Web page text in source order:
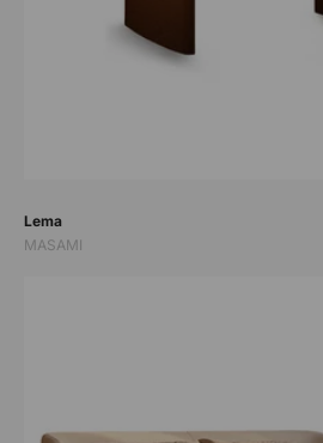
Prodavač:
Lema
MASAMI